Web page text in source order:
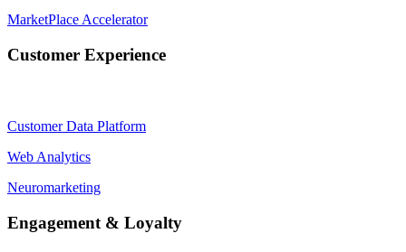
MarketPlace Accelerator
Customer Experience
Customer Data Platform
Web Analytics
Neuromarketing
Engagement & Loyalty